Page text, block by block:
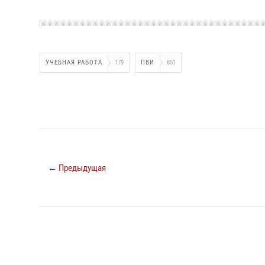
УЧЕБНАЯ РАБОТА 179 ПВИ 851
← Предыдущая